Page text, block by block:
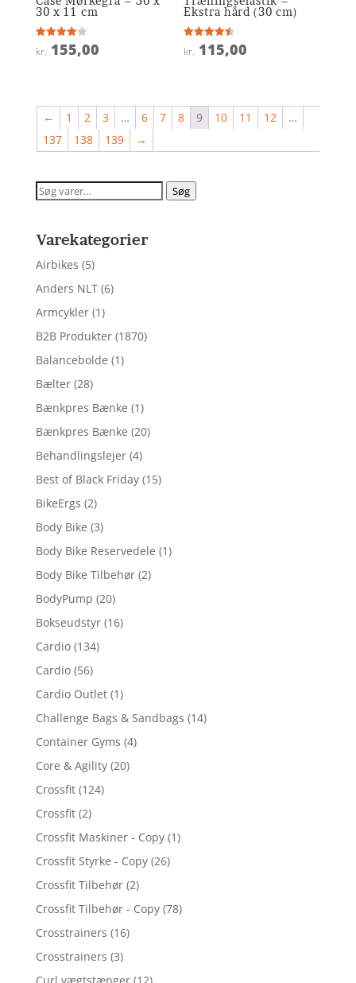
30 x 11 cm
Vurderet
4
kr. 155,00
Ekstra hård (30 cm)
Vurderet
4.5
kr. 115,00
← 1 2 3 … 6 7 8 9 10 11 12
…
137
138 139 →
Søg
Søg
Varekategorier
Airbikes (5)
Anders NLT (6)
Armcykler (1)
B2B Produkter (1870)
Balancebolde (1)
Bælter (28)
Bænkpres Bænke (1)
Bænkpres Bænke (20)
Behandlingslejer (4)
Best of Black Friday (15)
BikeErgs (2)
Body Bike (3)
Body Bike Reservedele (1)
Body Bike Tilbehør (2)
BodyPump (20)
Bokseudstyr (16)
Cardio (134)
Cardio (56)
Cardio Outlet (1)
Challenge Bags & Sandbags (14)
Container Gyms (4)
Core & Agility (20)
Crossfit (124)
Crossfit (2)
Crossfit Maskiner - Copy (1)
Crossfit Styrke - Copy (26)
Crossfit Tilbehør (2)
Crossfit Tilbehør - Copy (78)
Crosstrainers (16)
Crosstrainers (3)